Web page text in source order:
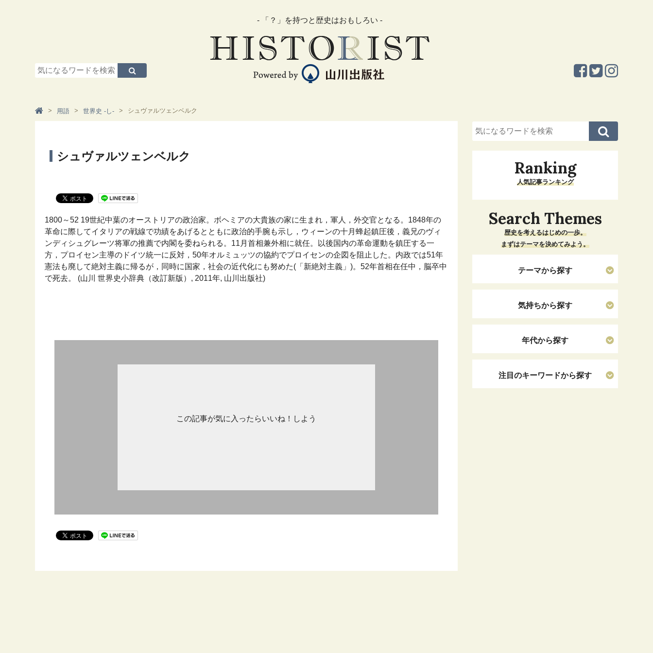
- 「？」を持つと歴史はおもしろい -
用語 世界史 -し- シュヴァルツェンベルク
シュヴァルツェンベルク
1800～52 19世紀中葉のオーストリアの政治家。ボヘミアの大貴族の家に生まれ，軍人，外交官となる。1848年の
革命に際してイタリアの戦線で功績をあげるとともに政治的手腕も示し，ウィーンの十月蜂起鎮圧後，義兄のヴィ
ンディシュグレーツ将軍の推薦で内閣を委ねられる。11月首相兼外相に就任。以後国内の革命運動を鎮圧する一
方，プロイセン主導のドイツ統一に反対，50年オルミュッツの協約でプロイセンの企図を阻止した。内政では51年
憲法も廃して絶対主義に帰るが，同時に国家，社会の近代化にも努めた(「新絶対主義」)。52年首相在任中，脳卒中
で死去。 (山川 世界史小辞典（改訂新版）, 2011年, 山川出版社)
この記事が気に入ったらいいね！しよう
Ranking
人気記事ランキング
Search Themes
歴史を考えるはじめの一歩。
まずはテーマを決めてみよう。
テーマから探す
気持ちから探す
年代から探す
注目のキーワードから探す